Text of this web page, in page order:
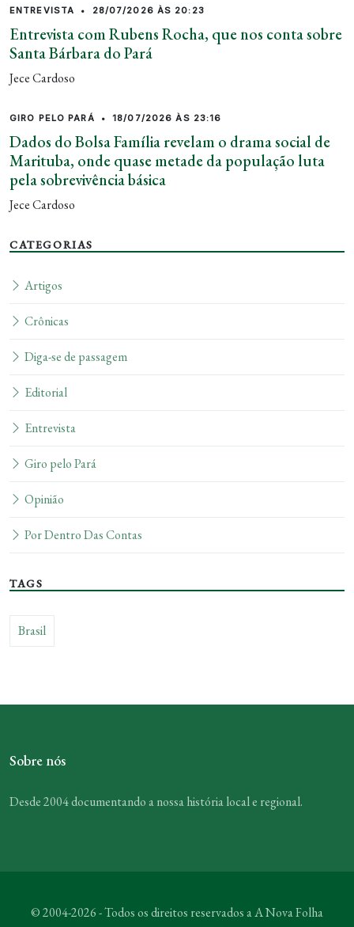
ENTREVISTA • 28/07/2026 ÀS 20:23
Entrevista com Rubens Rocha, que nos conta sobre
Santa Bárbara do Pará
Jece Cardoso
GIRO PELO PARÁ • 18/07/2026 ÀS 23:16
Dados do Bolsa Família revelam o drama social de
Marituba, onde quase metade da população luta
pela sobrevivência básica
Jece Cardoso
CATEGORIAS
Artigos
Crônicas
Diga-se de passagem
Editorial
Entrevista
Giro pelo Pará
Opinião
Por Dentro Das Contas
TAGS
Brasil
Sobre nós
Desde 2004 documentando a nossa história local e regional.
© 2004-2026 - Todos os direitos reservados aA Nova Folha